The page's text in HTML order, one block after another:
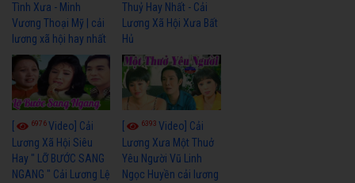
Tình Xưa - Minh
Vương Thoại Mỹ | cải
lương xã hội hay nhất
Thuỷ Hay Nhất - Cải
Lương Xã Hội Xưa Bất
Hủ
6976Video] Cải
Lương Xã Hội Siêu
Hay " LỠ BƯỚC SANG
NGANG " Cải Lương Lệ
6393Video] Cải
Lương Xưa Một Thuở
Yêu Người Vũ Linh
Ngọc Huyền cải lương